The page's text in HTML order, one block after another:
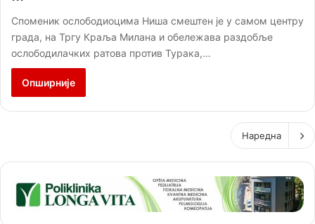
Споменик ослободиоцима Ниша смештен је у самом центру
града, на Тргу Краља Милана и обележава раздобље
ослободилачких ратова против Турака,…
Опширније
Наредна